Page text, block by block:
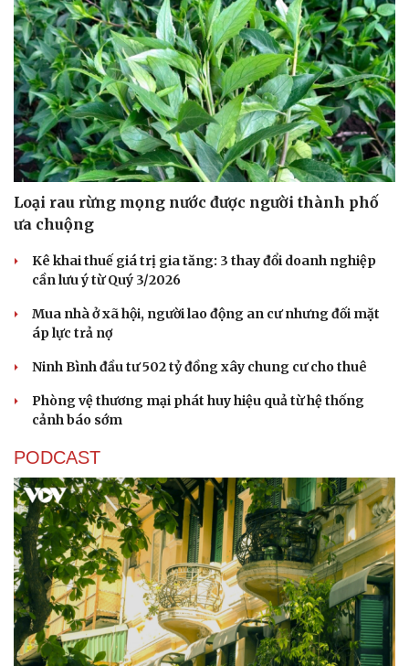
Cải chính
Loại rau rừng mọng nước được người thành phố
ưa chuộng
Kê khai thuế giá trị gia tăng: 3 thay đổi doanh nghiệp
cần lưu ý từ Quý 3/2026
Mua nhà ở xã hội, người lao động an cư nhưng đối mặt
áp lực trả nợ
Ninh Bình đầu tư 502 tỷ đồng xây chung cư cho thuê
Phòng vệ thương mại phát huy hiệu quả từ hệ thống
cảnh báo sớm
PODCAST